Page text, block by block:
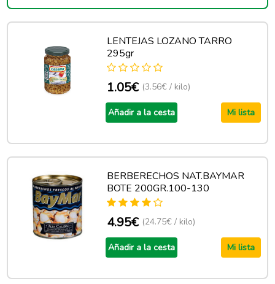
LENTEJAS LOZANO TARRO
295gr
1.05€ (3.56€ / kilo)
Añadir a la cesta Mi lista
BERBERECHOS NAT.BAYMAR
BOTE 200GR.100-130
4.95€ (24.75€ / kilo)
Añadir a la cesta Mi lista